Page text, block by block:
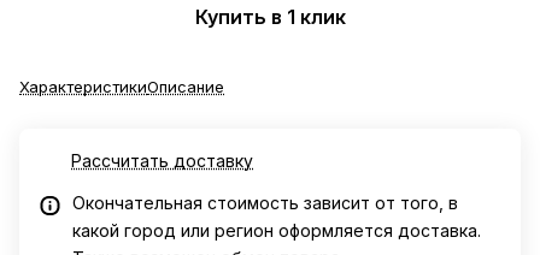
Купить в 1 клик
ХарактеристикиОписание
Рассчитать доставку
Окончательная стоимость зависит от того, в
какой город или регион оформляется доставка.